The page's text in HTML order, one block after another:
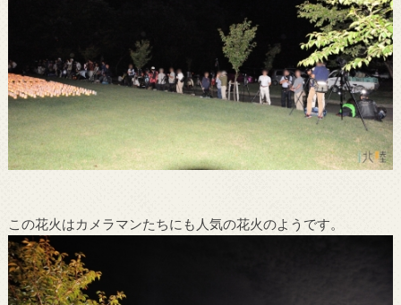
この花火はカメラマンたちにも人気の花火のようです。